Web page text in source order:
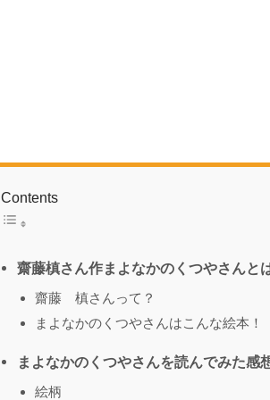
Contents
齋藤槙さん作まよなかのくつやさんと
齋藤 槙さんって？
まよなかのくつやさんはこんな絵本！
まよなかのくつやさんを読んでみた感
絵柄